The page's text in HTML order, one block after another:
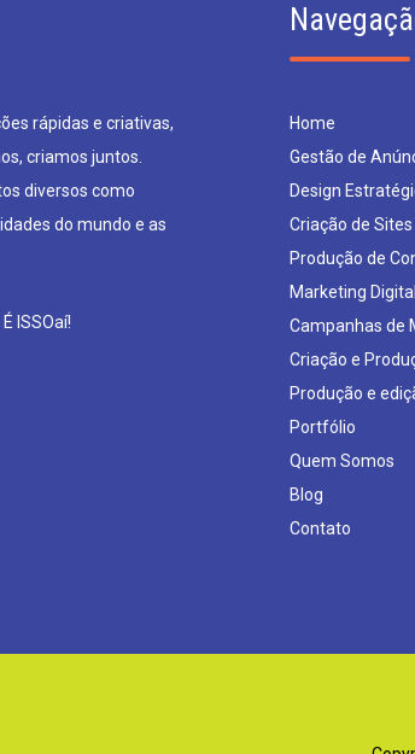
rápidas e criativas,
criamos juntos.
diversos como
do mundo e as
ISSOaí!
Home
Gestão de
Design
Criação de Sites
Produção de
Marketing Digital
Campanhas de
Criação e
Produção e
Portfólio
Quem Somos
Blog
Contato